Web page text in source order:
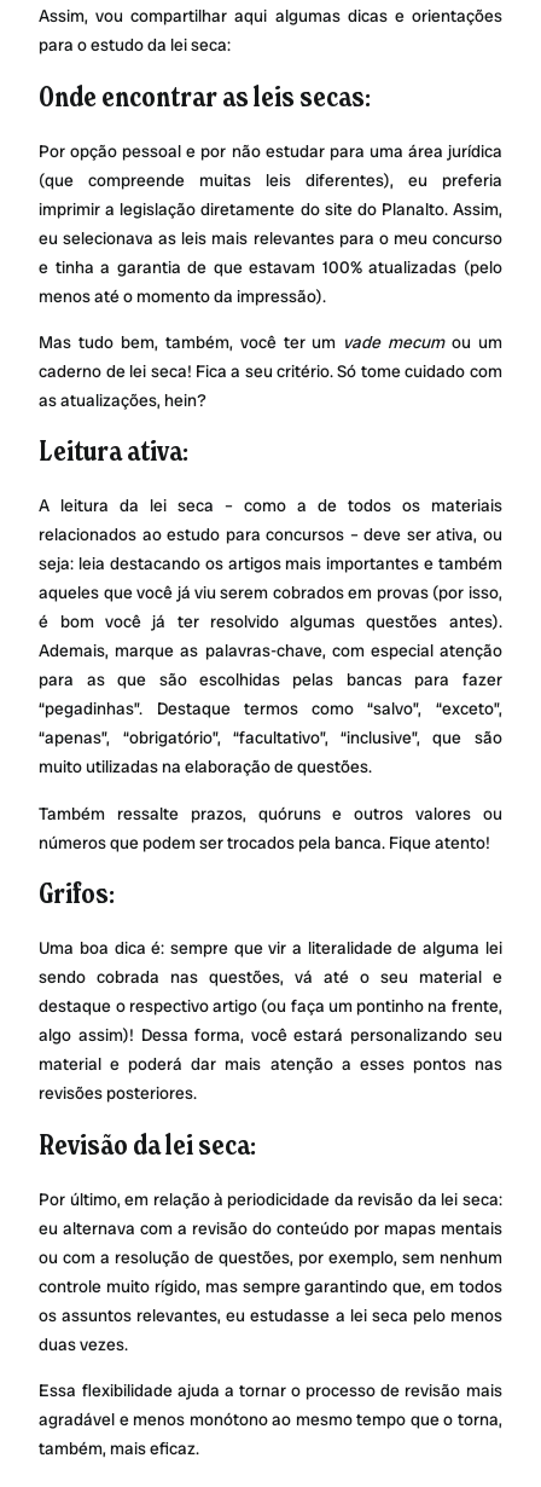
Assim, vou compartilhar aqui algumas dicas e orientações
para o estudo da lei seca:
Onde encontrar as leis secas:
Por opção pessoal e por não estudar para uma área jurídica
(que compreende muitas leis diferentes), eu preferia
imprimir a legislação diretamente do site do Planalto. Assim,
eu selecionava as leis mais relevantes para o meu concurso
e tinha a garantia de que estavam 100% atualizadas (pelo
menos até o momento da impressão).
Mas tudo bem, também, você ter um vade mecumou um
caderno de lei seca! Fica a seu critério. Só tome cuidado com
as atualizações, hein?
Leitura ativa:
A leitura da lei seca – como a de todos os materiais
relacionados ao estudo para concursos – deve ser ativa, ou
seja: leia destacando os artigos mais importantes e também
aqueles que você já viu serem cobrados em provas (por isso,
é bom você já ter resolvido algumas questões antes).
Ademais, marque as palavras-chave, com especial atenção
para as que são escolhidas pelas bancas para fazer
“pegadinhas”. Destaque termos como “salvo”, “exceto”,
“apenas”, “obrigatório”, “facultativo”, “inclusive”, que são
muito utilizadas na elaboração de questões.
Também ressalte prazos, quóruns e outros valores ou
números que podem ser trocados pela banca. Fique atento!
Grifos:
Uma boa dica é: sempre que vir a literalidade de alguma lei
sendo cobrada nas questões, vá até o seu material e
destaque o respectivo artigo (ou faça um pontinho na frente,
algo assim)! Dessa forma, você estará personalizando seu
material e poderá dar mais atenção a esses pontos nas
revisões posteriores.
Revisão da lei seca:
Por último, em relação à periodicidade da revisão da lei seca:
eu alternava com a revisão do conteúdo por mapas mentais
ou com a resolução de questões, por exemplo, sem nenhum
controle muito rígido, mas sempre garantindo que, em todos
os assuntos relevantes, eu estudasse a lei seca pelo menos
duas vezes.
Essa flexibilidade ajuda a tornar o processo de revisão mais
agradável e menos monótono ao mesmo tempo que o torna,
também, mais eficaz.